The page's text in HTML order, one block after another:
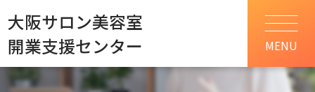
大阪サロン美容室
開業支援センター
MENU